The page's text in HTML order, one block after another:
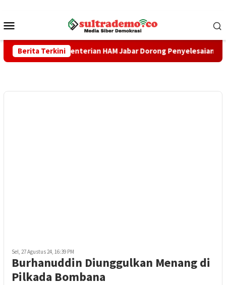
konten
Mobile
Berita Terkini
Kementerian HAM Jabar ‎Dorong Penyelesaian Berkeadilan
Sel, 27 Agustus 24, 16:39 PM
Burhanuddin Diunggulkan Menang di
Pilkada Bombana